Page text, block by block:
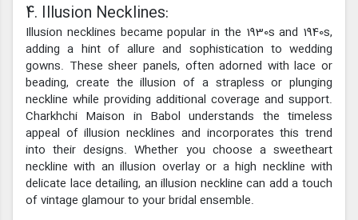
4. Illusion Necklines:
Illusion necklines became popular in the 1930s and 1940s,
adding a hint of allure and sophistication to wedding
gowns. These sheer panels, often adorned with lace or
beading, create the illusion of a strapless or plunging
neckline while providing additional coverage and support.
Charkhchi Maison in Babol understands the timeless
appeal of illusion necklines and incorporates this trend
into their designs. Whether you choose a sweetheart
neckline with an illusion overlay or a high neckline with
delicate lace detailing, an illusion neckline can add a touch
of vintage glamour to your bridal ensemble.